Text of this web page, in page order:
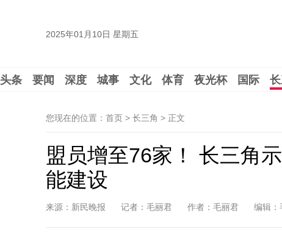
2025年01月10日 星期五
头条 要闻 深度 城事 文化 体育 夜光杯 国际
您现在的位置：首页 > 长三角 > 正文
盟员增至76家！ 长三角
能建设
来源：新民晚报 记者：毛丽君 作者：毛丽君 编辑：